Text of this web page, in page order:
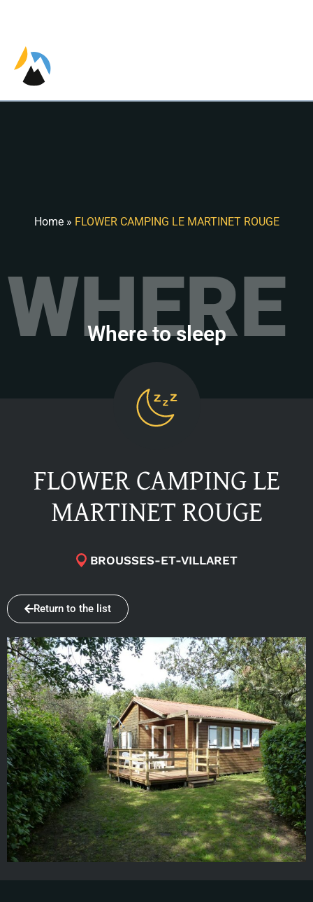
Home» FLOWER CAMPING LE MARTINET ROUGE
Where to sleep
FLOWER CAMPING LE
MARTINET ROUGE
BROUSSES-ET-VILLARET
Return to the list